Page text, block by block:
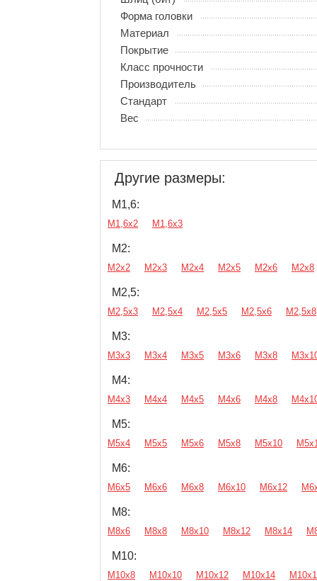
Форма головки
Материал
Покрытие
Класс прочности
Производитель
Стандарт
Вес
Другие размеры:
М1,6:
М1,6х2 М1,6х3
М2:
М2х2 М2х3 М2х4 М2х5 М2х6 М2х8
М2,5:
М2,5х3 М2,5х4 М2,5х5 М2,5х6 М2,5х8
М3:
М3х3 М3х4 М3х5 М3х6 М3х8
М4:
М4х3 М4х4 М4х5 М4х6 М4х8
М5:
М5х4 М5х5 М5х6 М5х8 М5х10
М6:
М6х5 М6х6 М6х8 М6х10 М6х12
М8:
М8х6 М8х8 М8х10 М8х12 М8х14
М10:
М10х8 М10х10 М10х12 М10х14